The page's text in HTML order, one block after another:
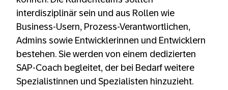
interdisziplinär sein und aus Rollen wie
Business-Usern, Prozess-Verantwortlichen,
Admins sowie Entwicklerinnen und Entwicklern
bestehen. Sie werden von einem dedizierten
SAP-Coach begleitet, der bei Bedarf weitere
Spezialistinnen und Spezialisten hinzuzieht.